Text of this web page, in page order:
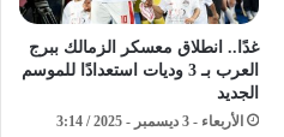
غدًا.. انطلاق معسكر الزمالك ببرج
العرب بـ 3 وديات استعدادًا للموسم
الجديد
الأربعاء - 3 ديسمبر - 2025 / 3:14